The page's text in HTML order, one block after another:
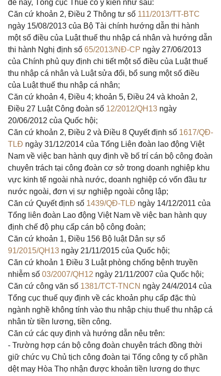
đề này, Tổng cục Thuế có ý kiến như sau:
Căn cứ khoản 2, Điều 2 Thông tư số 111/2013/TT-BTC
ngày 15/08/2013 của Bộ Tài chính hướng dẫn thi hành
một số điều của Luật thuế thu nhập cá nhân và hướng dẫn
thi hành Nghị định số 65/2013/NĐ-CP ngày 27/06/2013
của Chính phủ quy định chi tiết một số điều của Luật thuế
thu nhập cá nhân và Luật sửa đổi, bổ sung một số điều
của Luật thuế thu nhập cá nhân;
Căn cứ khoản 4, Điều 4; khoản 5, Điều 24 và khoản 2,
Điều 27 Luật Công đoàn số 12/2012/QH13 ngày
20/06/2012 của Quốc hội;
Căn cứ khoản 2, Điều 2 và Điều 8 Quyết định số 1617/QĐ-
TLĐ ngày 31/12/2014 của Tổng Liên đoàn lao động Việt
Nam về việc ban hành quy định về bố trí cán bộ công đoàn
chuyên trách tại công đoàn cơ sở trong doanh nghiệp khu
vực kinh tế ngoài nhà nước, doanh nghiệp có vốn đầu tư
nước ngoài, đơn vị sự nghiệp ngoài công lập;
Căn cứ Quyết định số 1439/QĐ-TLĐ ngày 14/12/2011 của
Tổng liên đoàn Lao động Việt Nam về việc ban hành quy
định chế độ phụ cấp cán bộ công đoàn;
Căn cứ khoản 1, Điều 156 Bộ luật Dân sự số
91/2015/QH13 ngày 21/11/2015 của Quốc hội;
Căn cứ khoản 1 Điều 3 Luật phòng chống bệnh truyền
nhiễm số 03/2007/QH12 ngày 21/11/2007 của Quốc hội;
Căn cứ công văn số 1381/TCT-TNCN ngày 24/4/2014 của
Tổng cục thuế quy định về các khoản phụ cấp đặc thù
ngành nghề không tính vào thu nhập chịu thuế thu nhập cá
nhân từ tiền lương, tiền công.
Căn cứ các quy định và hướng dẫn nêu trên:
- Trường hợp cán bộ công đoàn chuyên trách đồng thời
giữ chức vụ Chủ tịch công đoàn tại Tổng công ty cổ phần
dệt may Hòa Thọ nhận được khoản tiền lương do thực